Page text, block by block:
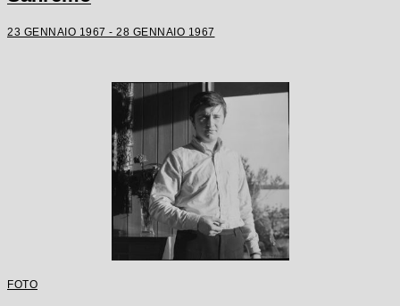
23 GENNAIO 1967 - 28 GENNAIO 1967
FOTO